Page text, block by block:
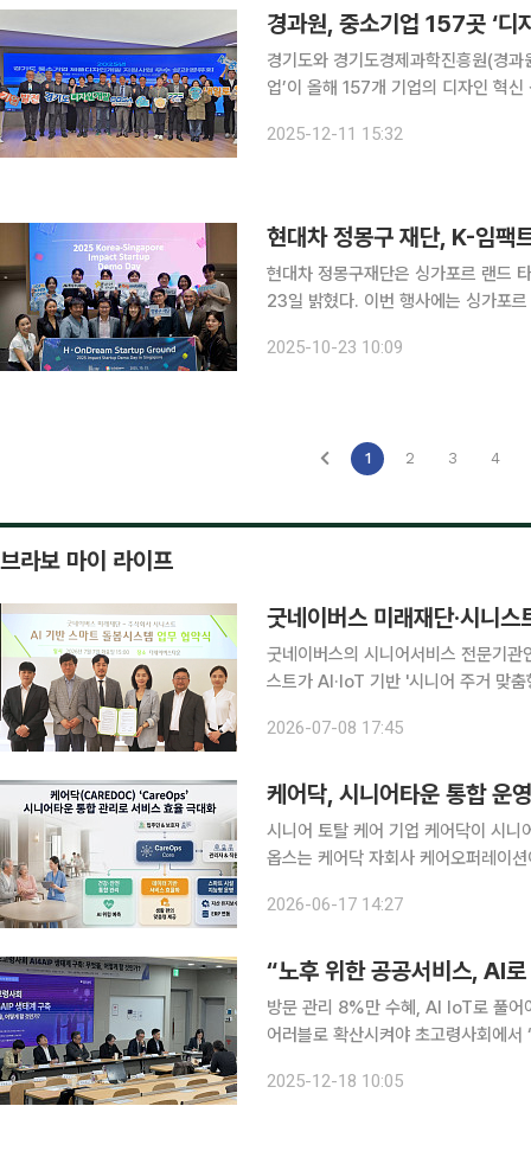
경과원, 중소기업 157곳 ‘디
경기도와 경기도경제과학진흥원(경
업’이 올해 157개 기업의 디자인 혁
2025-12-11 15:32
현대차 정몽구 재단, K-임팩
현대차 정몽구재단은 싱가포르 랜드
23일 밝혔다. 이번 행사에는 싱가포르 현지 임팩트 투자자와 스타트업 관계자 등 70여 명이 참석해
은 혁신 기술과 비즈니스 모델을 통해
2025-10-23 10:09
1 2 3 4
브라보 마이 라이프
굿네이버스의 시니어서비스 전문기
스트가 AI·IoT 기반 '시니어 주거 맞춤형
사회에 대응하는 스마트 돌봄서비스
2026-07-08 17:45
케어닥, 시니어타운 통합 운
시니어 토탈 케어 기업 케어닥이 시니
옵스는 케어닥 자회사 케어오퍼레이
달리 시니어타운에 특화된 시스템으로
2026-06-17 14:27
“노후 위한 공공서비스, AI
방문 관리 8%만 수혜, AI IoT로 풀어
어러블로 확산시켜야 초고령사회에서 ‘인공’지능의 역할로 ‘인간’다움 지목됐다. 고령자 돌봄의 핵
태계 구축 방안을 놓고 통찰을 공유
2025-12-18 10:05